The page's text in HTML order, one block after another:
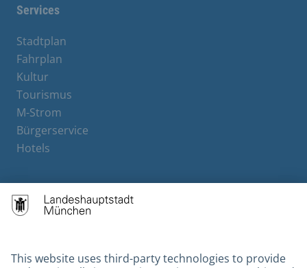
Services
Stadtplan
Fahrplan
Kultur
Tourismus
M-Strom
Bürgerservice
Hotels
Contact
Gebärdensprache